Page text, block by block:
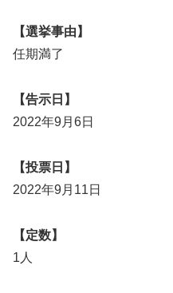
【選挙事由】
任期満了
【告示日】
2022年9月6日
【投票日】
2022年9月11日
【定数】
1人